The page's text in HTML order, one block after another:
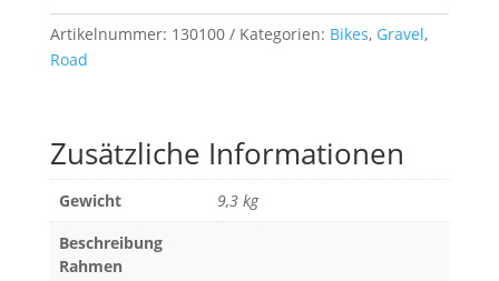
blackline
Menge
Artikelnummer: 130100 Kategorien: Bikes, Gravel,
Road
Zusätzliche Informationen
Gewicht
9,3 kg
Beschreibung
Rahmen